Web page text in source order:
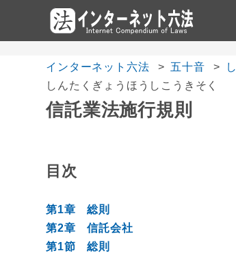
インターネット六法
五十音 し
しんたくぎょうほうしこうきそく
信託業法施行規則
目次
第1章 総則
第2章 信託会社
第1節 総則